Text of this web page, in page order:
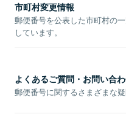
市町村変更情報
郵便番号を公表した市町村の
しています。
よくあるご質問・お問い合
郵便番号に関するさまざまな疑